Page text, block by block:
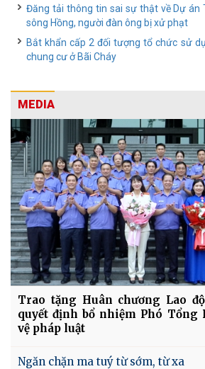
Đăng tải thông tin sai sự thật về Dự án
sông Hồng, người đàn ông bị xử phạt
Bắt khẩn cấp 2 đối tượng tổ chức sử
chung cư ở Bãi Cháy
MEDIA
Trao tặng Huân chương Lao
quyết định bổ nhiệm Phó Tổng
vệ pháp luật
Ngăn chặn ma tuý từ sớm, từ xa